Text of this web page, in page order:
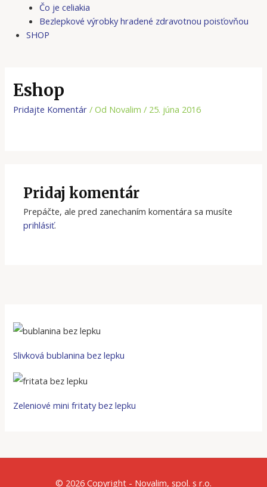
Čo je celiakia
Bezlepkové výrobky hradené zdravotnou poisťovňou
SHOP
Eshop
Pridajte Komentár / Od Novalim/ 25. júna 2016
Pridaj komentár
Prepáčte, ale pred zanechaním komentára sa musíte
prihlásiť.
Slivková bublanina bez lepku
Zeleniové mini fritaty bez lepku
© 2026 Copyright - Novalim, spol. s r.o.